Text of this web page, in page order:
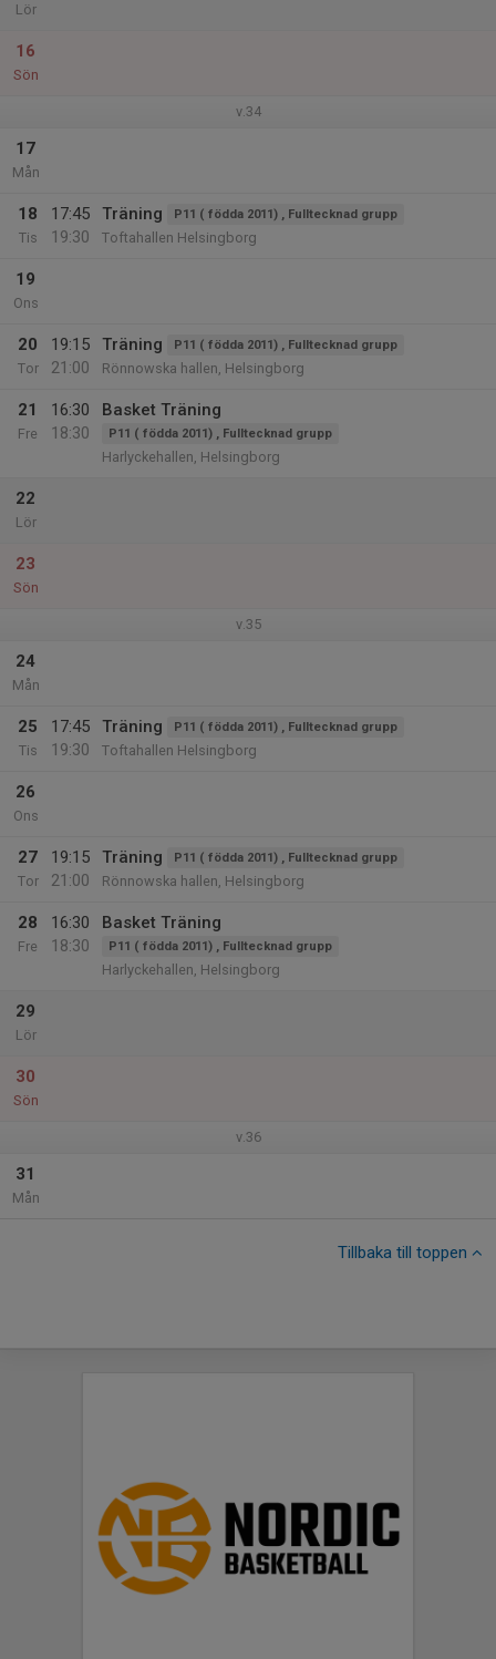
Lör
16
Sön
v.34
17
Mån
18
Tis
17:45
19:30
Träning P11 ( födda 2011) , Fulltecknad grupp
Toftahallen Helsingborg
19
Ons
20
Tor
19:15
21:00
Träning P11 ( födda 2011) , Fulltecknad grupp
Rönnowska hallen, Helsingborg
21
Fre
16:30
18:30
Basket Träning
P11 ( födda 2011) , Fulltecknad grupp
Harlyckehallen, Helsingborg
22
Lör
23
Sön
v.35
24
Mån
25
Tis
17:45
19:30
Träning P11 ( födda 2011) , Fulltecknad grupp
Toftahallen Helsingborg
26
Ons
27
Tor
19:15
21:00
Träning P11 ( födda 2011) , Fulltecknad grupp
Rönnowska hallen, Helsingborg
28
Fre
16:30
18:30
Basket Träning
P11 ( födda 2011) , Fulltecknad grupp
Harlyckehallen, Helsingborg
29
Lör
30
Sön
v.36
31
Mån
Tillbaka till toppen